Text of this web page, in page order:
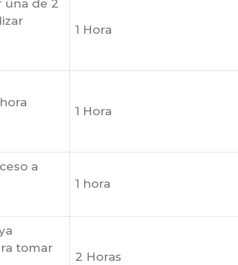
una de 2
1 Hora
1 Hora
a
1 hora
tomar
2 Horas